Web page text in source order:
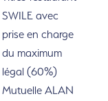
SWILE avec
prise en charge
du maximum
légal (60%)
Mutuelle ALAN